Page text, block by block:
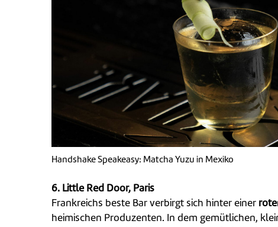
Handshake Speakeasy: Matcha Yuzu in Mexiko
6. Little Red Door, Paris
Frankreichs beste Bar verbirgt sich hinter einer
heimischen Produzenten. In dem gemütlichen,